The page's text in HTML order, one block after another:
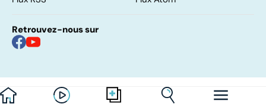
Retrouvez-nous sur